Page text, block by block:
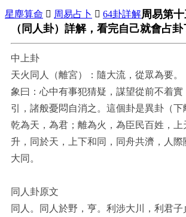
星塵算命  周易占卜  64卦詳解周易第
（同人卦）詳解，看完自己就會占卦
中上卦
天火同人（離宮）：隨大流，從眾為要。
象曰：心中有事犯猜疑，謀望從前不着實
引，諸般憂悶自消之。這個卦是異卦（下
乾為天，為君；離為火，為臣民百姓，上
升，同於天，上下和同，同舟共濟，人
大同。
同人卦原文
同人。同人於野，亨。利涉大川，利君子